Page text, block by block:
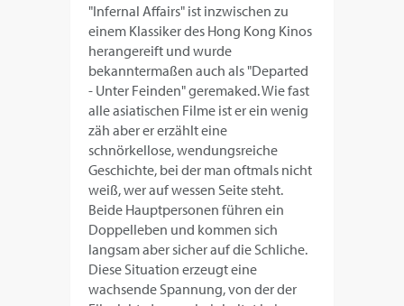
"Infernal Affairs" ist inzwischen zu
einem Klassiker des Hong Kong Kinos
herangereift und wurde
bekanntermaßen auch als "Departed
- Unter Feinden" geremaked. Wie fast
alle asiatischen Filme ist er ein wenig
zäh aber er erzählt eine
schnörkellose, wendungsreiche
Geschichte, bei der man oftmals nicht
weiß, wer auf wessen Seite steht.
Beide Hauptpersonen führen ein
Doppelleben und kommen sich
langsam aber sicher auf die Schliche.
Diese Situation erzeugt eine
wachsende Spannung, von der der